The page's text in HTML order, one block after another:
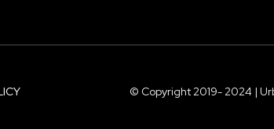
© Copyright 2019- 2024 |